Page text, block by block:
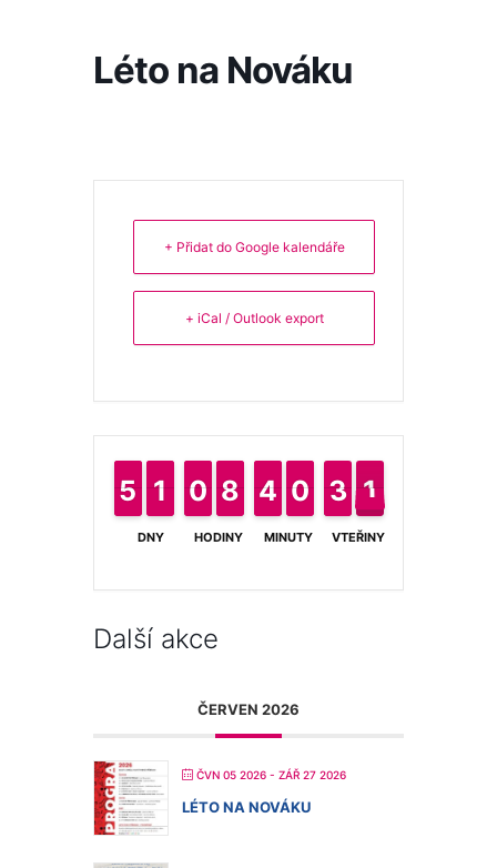
Léto na Nováku
+ Přidat do Google kalendáře
+ iCal / Outlook export
DNY
4
4
5
5 1
1
1
1
HODINY
9
9
0
0 7
7
8
8
MINUTY
3
3
4
4 9
9
0
0
VTEŘINY
4
3
3 2
1
1
Další akce
ČERVEN 2026
ČVN 05 2026 - ZÁŘ 27 2026
LÉTO NA NOVÁKU